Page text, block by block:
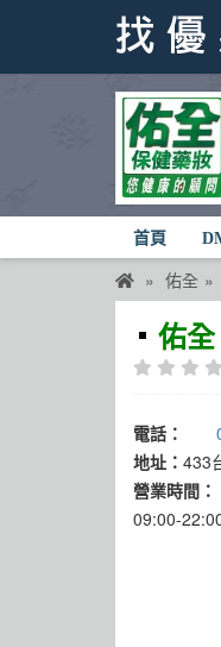
首頁
佑全
佑
電話：
地址： 433
營業時間：
09:00-
找優惠